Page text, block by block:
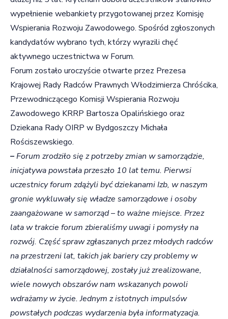
wypełnienie webankiety przygotowanej przez Komisję
Wspierania Rozwoju Zawodowego. Spośród zgłoszonych
kandydatów wybrano tych, którzy wyrazili chęć
aktywnego uczestnictwa w Forum.
Forum zostało uroczyście otwarte przez Prezesa
Krajowej Rady Radców Prawnych Włodzimierza Chróścika,
Przewodniczącego Komisji Wspierania Rozwoju
Zawodowego KRRP Bartosza Opalińskiego oraz
Dziekana Rady OIRP w Bydgoszczy Michała
Rościszewskiego.
–Forum zrodziło się z potrzeby zmian w samorządzie,
inicjatywa powstała przeszło 10 lat temu. Pierwsi
uczestnicy forum zdążyli być dziekanami Izb, w naszym
gronie wykluwały się władze samorządowe i osoby
zaangażowane w samorząd – to ważne miejsce. Przez
lata w trakcie forum zbieraliśmy uwagi i pomysły na
rozwój. Część spraw zgłaszanych przez młodych radców
na przestrzeni lat, takich jak bariery czy problemy w
działalności samorządowej, zostały już zrealizowane,
wiele nowych obszarów nam wskazanych powoli
wdrażamy w życie. Jednym z istotnych impulsów
powstałych podczas wydarzenia była informatyzacja.